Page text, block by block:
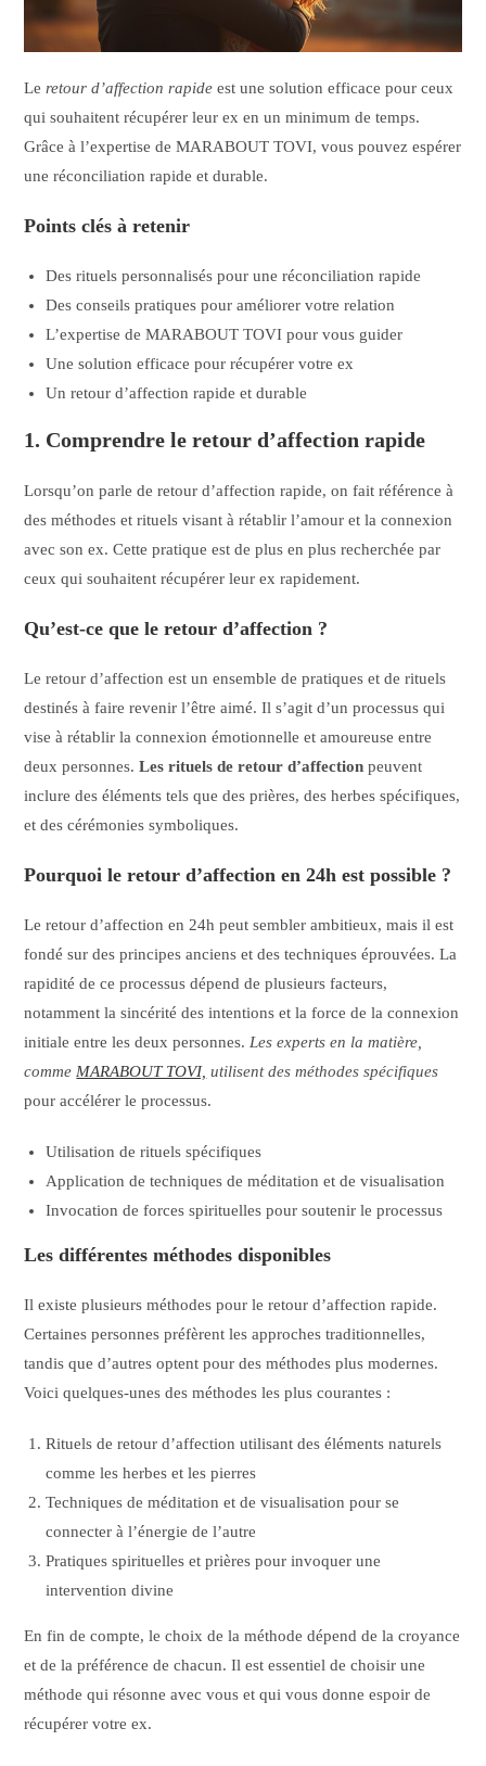
Leretour d’affection rapide est une solution efficace pour ceux
qui souhaitent récupérer leur ex en un minimum de temps.
Grâce à l’expertise de MARABOUT TOVI, vous pouvez espérer
une réconciliation rapide et durable.
Points clés à retenir
Des rituels personnalisés pour une réconciliation rapide
Des conseils pratiques pour améliorer votre relation
L’expertise de MARABOUT TOVI pour vous guider
Une solution efficace pour récupérer votre ex
Un retour d’affection rapide et durable
1. Comprendre le retour d’affection rapide
Lorsqu’on parle de retour d’affection rapide, on fait référence à
des méthodes et rituels visant à rétablir l’amour et la connexion
avec son ex. Cette pratique est de plus en plus recherchée par
ceux qui souhaitent récupérer leur ex rapidement.
Qu’est-ce que le retour d’affection ?
Le retour d’affection est un ensemble de pratiques et de rituels
destinés à faire revenir l’être aimé. Il s’agit d’un processus qui
vise à rétablir la connexion émotionnelle et amoureuse entre
deux personnes.Les rituels de retour d’affection peuvent
inclure des éléments tels que des prières, des herbes spécifiques,
et des cérémonies symboliques.
Pourquoi le retour d’affection en 24h est possible ?
Le retour d’affection en 24h peut sembler ambitieux, mais il est
fondé sur des principes anciens et des techniques éprouvées. La
rapidité de ce processus dépend de plusieurs facteurs,
notamment la sincérité des intentions et la force de la connexion
initiale entre les deux personnes.Les experts en la matière,
commeMARABOUT TOVI, utilisent des méthodes spécifiques
pour accélérer le processus.
Utilisation de rituels spécifiques
Application de techniques de méditation et de visualisation
Invocation de forces spirituelles pour soutenir le processus
Les différentes méthodes disponibles
Il existe plusieurs méthodes pour le retour d’affection rapide.
Certaines personnes préfèrent les approches traditionnelles,
tandis que d’autres optent pour des méthodes plus modernes.
Voici quelques-unes des méthodes les plus courantes :
Rituels de retour d’affection utilisant des éléments naturels
comme les herbes et les pierres
Techniques de méditation et de visualisation pour se
connecter à l’énergie de l’autre
Pratiques spirituelles et prières pour invoquer une
intervention divine
En fin de compte, le choix de la méthode dépend de la croyance
et de la préférence de chacun. Il est essentiel de choisir une
méthode qui résonne avec vous et qui vous donne espoir de
récupérer votre ex.